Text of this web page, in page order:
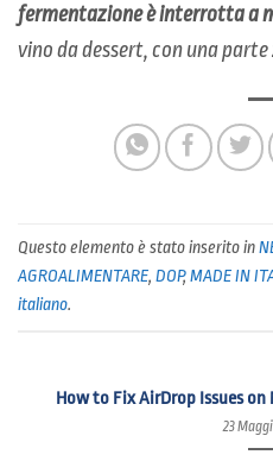
fermentazione​ è interrotta​ ​a​
vino​ ​da​ ​dessert,​ ​con​ ​una​
Questo elemento è stato inserito in
AGROALIMENTARE, DOP,MADE IN
italiano.
How to Fix AirDrop Issues
23